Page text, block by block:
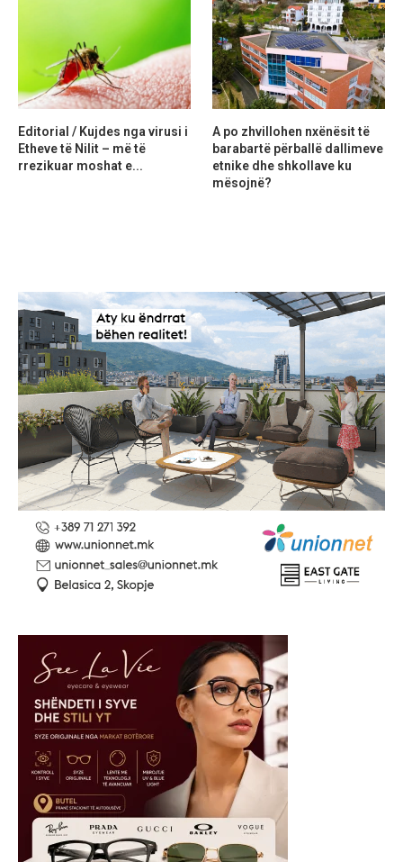
Editorial / Kujdes nga virusi i
Etheve të Nilit – më të
rrezikuar moshat e...
A po zhvillohen nxënësit të
barabartë përballë dallimeve
etnike dhe shkollave ku
mësojnë?